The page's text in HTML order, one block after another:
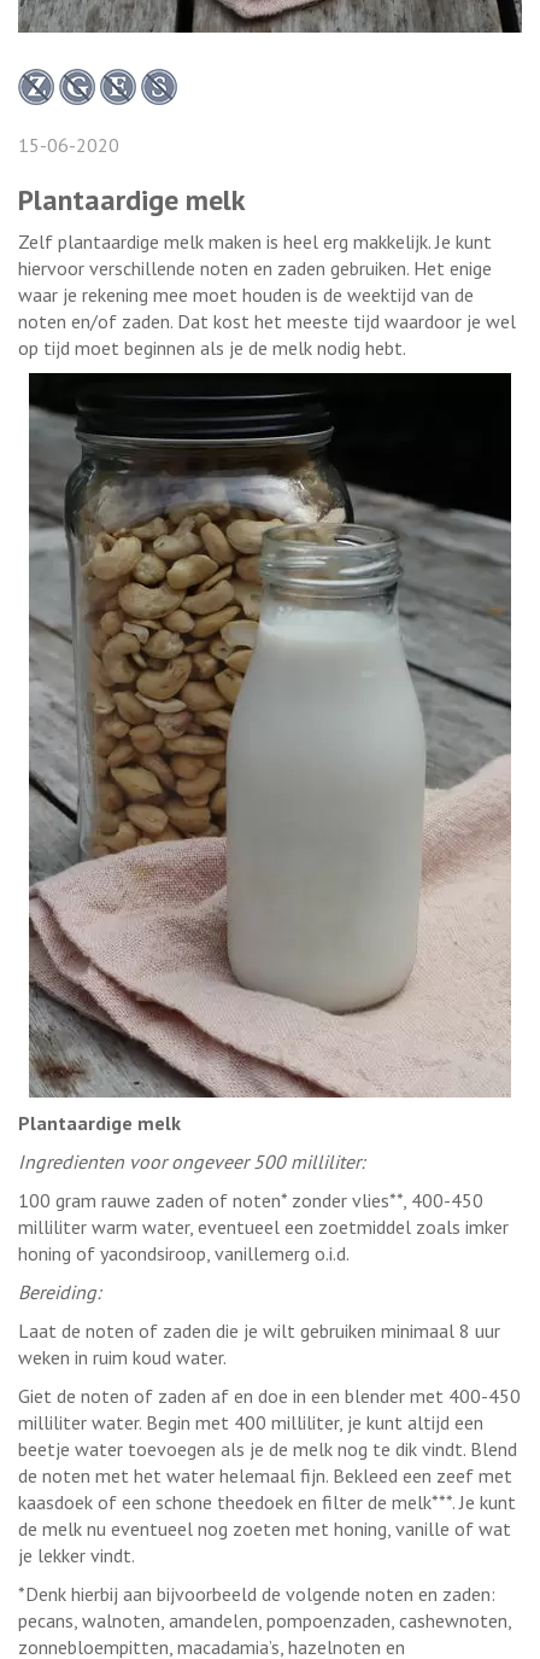
15-06-2020
Plantaardige melk
Zelf plantaardige melk maken is heel erg makkelijk. Je kunt
hiervoor verschillende noten en zaden gebruiken. Het enige
waar je rekening mee moet houden is de weektijd van de
noten en/of zaden. Dat kost het meeste tijd waardoor je wel
op tijd moet beginnen als je de melk nodig hebt.
Plantaardige melk
Ingredienten voor ongeveer 500 milliliter:
100 gram rauwe zaden of noten* zonder vlies**, 400-450
milliliter warm water, eventueel een zoetmiddel zoals imker
honing of yacondsiroop, vanillemerg o.i.d.
Bereiding:
Laat de noten of zaden die je wilt gebruiken minimaal 8 uur
weken in ruim koud water.
Giet de noten of zaden af en doe in een blender met 400-450
milliliter water. Begin met 400 milliliter, je kunt altijd een
beetje water toevoegen als je de melk nog te dik vindt. Blend
de noten met het water helemaal fijn. Bekleed een zeef met
kaasdoek of een schone theedoek en filter de melk***. Je kunt
de melk nu eventueel nog zoeten met honing, vanille of wat
je lekker vindt.
*Denk hierbij aan bijvoorbeeld de volgende noten en zaden:
pecans, walnoten, amandelen, pompoenzaden, cashewnoten,
zonnebloempitten, macadamia’s, hazelnoten en